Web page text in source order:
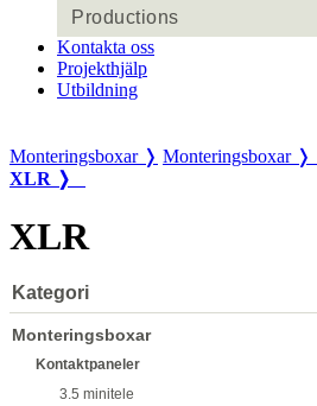
Productions
Kontakta oss
Projekthjälp
Utbildning
Monteringsboxar ❭ Monteringsboxar ❭
XLR ❭
XLR
Kategori
Monteringsboxar
Kontaktpaneler
3.5 minitele